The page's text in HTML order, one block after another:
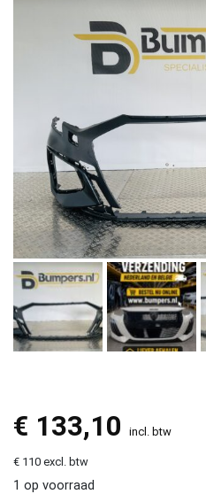
€ 133,10 incl. btw
€ 110 excl. btw
1 op voorraad